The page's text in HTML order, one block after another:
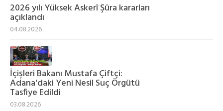
2026 yılı Yüksek Askerî Şûra kararları
açıklandı
04.08.2026
İçişleri Bakanı Mustafa Çiftçi:
Adana'daki Yeni Nesil Suç Örgütü
Tasfiye Edildi
03.08.2026